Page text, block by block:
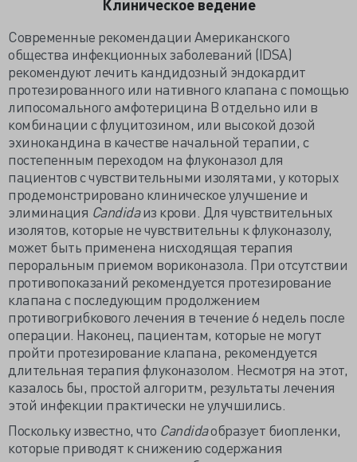
Клиническое ведение
Современные рекомендации Американского
общества инфекционных заболеваний (IDSA)
рекомендуют лечить кандидозный эндокардит
протезированного или нативного клапана с помощью
липосомального амфотерицина В отдельно или в
комбинации с флуцитозином, или высокой дозой
эхинокандина в качестве начальной терапии, с
постепенным переходом на флуконазол для
пациентов с чувствительными изолятами, у которых
продемонстрировано клиническое улучшение и
элиминация Candidaиз крови. Для чувствительных
изолятов, которые не чувствительны к флуконазолу,
может быть применена нисходящая терапия
пероральным приемом вориконазола. При отсутствии
противопоказаний рекомендуется протезирование
клапана с последующим продолжением
противогрибкового лечения в течение 6 недель после
операции. Наконец, пациентам, которые не могут
пройти протезирование клапана, рекомендуется
длительная терапия флуконазолом. Несмотря на этот,
казалось бы, простой алгоритм, результаты лечения
этой инфекции практически не улучшились.
Поскольку известно, что Candidaобразует биопленки,
которые приводят к снижению содержания